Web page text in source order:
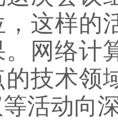
，这样的
网络计
的技术领
活动向